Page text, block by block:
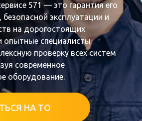
571 — это гарантия его
безопасной эксплуатации и
на дорогостоящих
опытные специалисты
проверку всех систем
современное
оборудование.
НА ТО